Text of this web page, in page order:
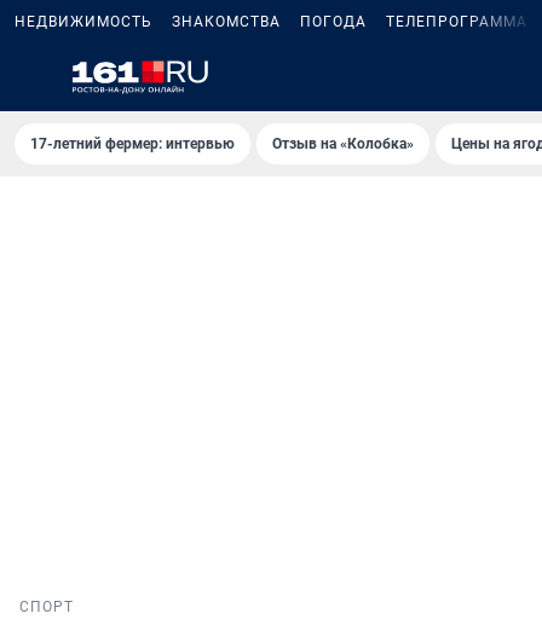
НЕДВИЖИМОСТЬ ЗНАКОМСТВА ПОГОДА ТЕЛЕПРОГРАММА
17-летний фермер: интервью Отзыв на «Колобка» Цены на
СПОРТ